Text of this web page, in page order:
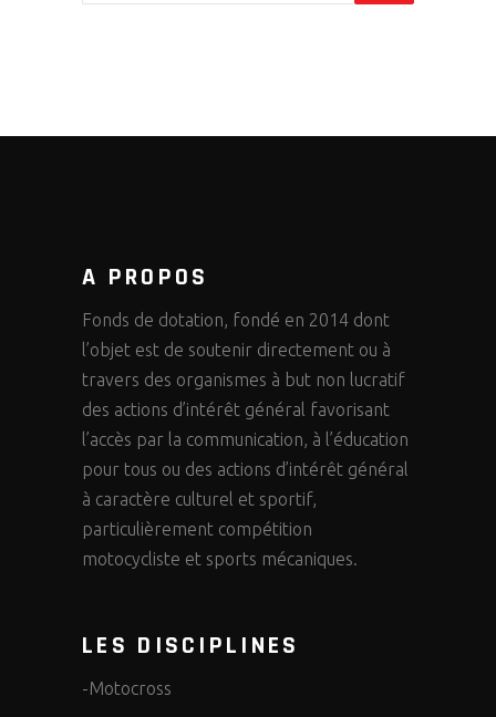
A PROPOS
Fonds de dotation, fondé en 2014 dont
l’objet est de soutenir directement ou à
travers des organismes à but non lucratif
des actions d’intérêt général favorisant
l’accès par la communication, à l’éducation
pour tous ou des actions d’intérêt général
à caractère culturel et sportif,
particulièrement compétition
motocycliste et sports mécaniques.
LES DISCIPLINES
-Motocross